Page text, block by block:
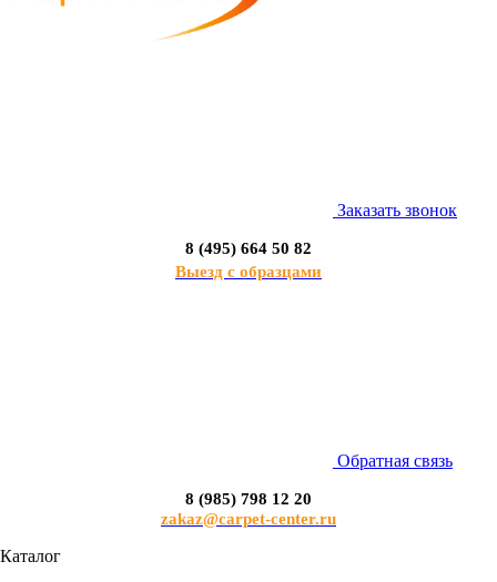
Заказать звонок
8 (495) 664 50 82
Выезд с образцами
Обратная связь
8 (985) 798 12 20
zakaz@carpet-center.ru
Каталог